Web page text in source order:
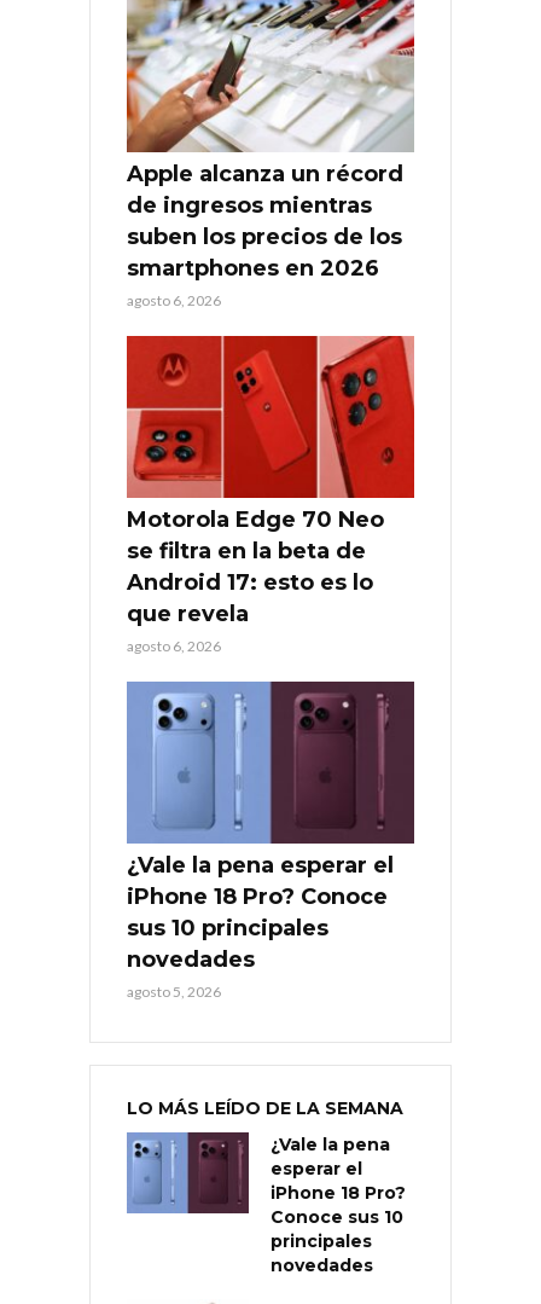
Apple alcanza un récord
de ingresos mientras
suben los precios de los
smartphones en 2026
agosto 6, 2026
Motorola Edge 70 Neo
se filtra en la beta de
Android 17: esto es lo
que revela
agosto 6, 2026
¿Vale la pena esperar el
iPhone 18 Pro? Conoce
sus 10 principales
novedades
agosto 5, 2026
LO MÁS LEÍDO DE LA SEMANA
¿Vale la pena
esperar el
iPhone 18 Pro?
Conoce sus 10
principales
novedades